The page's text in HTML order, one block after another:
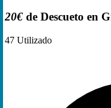
20€ de Descueto en
47 Utilizado